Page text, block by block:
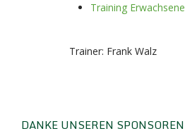
Training Erwachsene
Trainer: Frank Walz
DANKE UNSEREN SPONSOREN